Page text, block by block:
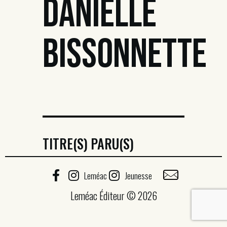
DANIELLE
BISSONNETTE
TITRE(S) PARU(S)
Leméac Jeunesse
Leméac Éditeur © 2026